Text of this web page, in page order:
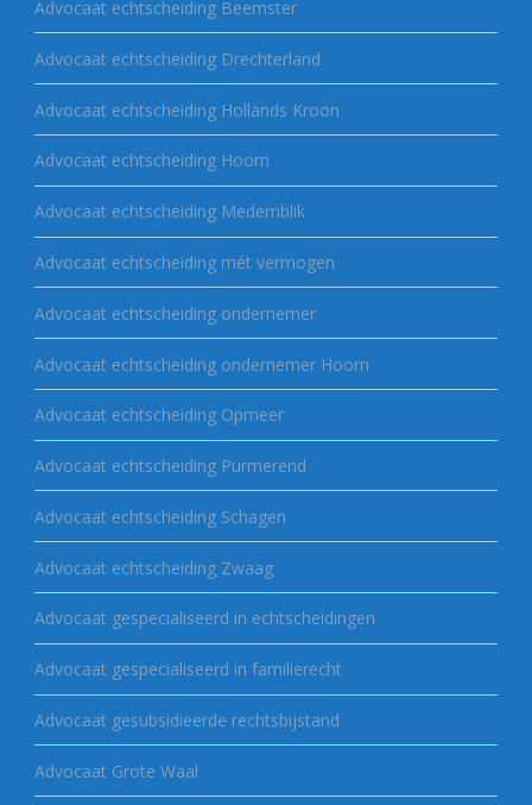
Advocaat echtscheiding Beemster
Advocaat echtscheiding Drechterland
Advocaat echtscheiding Hollands Kroon
Advocaat echtscheiding Hoorn
Advocaat echtscheiding Medemblik
Advocaat echtscheiding mét vermogen
Advocaat echtscheiding ondernemer
Advocaat echtscheiding ondernemer Hoorn
Advocaat echtscheiding Opmeer
Advocaat echtscheiding Purmerend
Advocaat echtscheiding Schagen
Advocaat echtscheiding Zwaag
Advocaat gespecialiseerd in echtscheidingen
Advocaat gespecialiseerd in familierecht
Advocaat gesubsidieerde rechtsbijstand
Advocaat Grote Waal